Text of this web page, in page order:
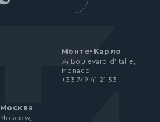
Монте-Карло
74 Boulevard d’Italie,
Monaco
+33 749 41 21 53
Москва
Moscow,